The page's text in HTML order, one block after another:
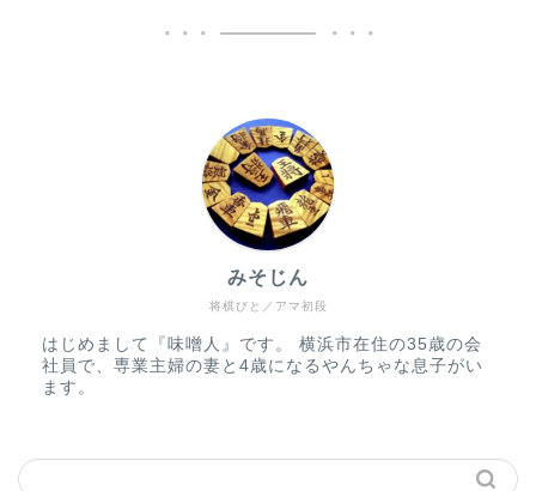
将棋びと／アマ初段
みそじん
はじめまして『味噌人』です。 横浜市在住の35歳の会
社員で、専業主婦の妻と4歳になるやんちゃな息子がい
ます。